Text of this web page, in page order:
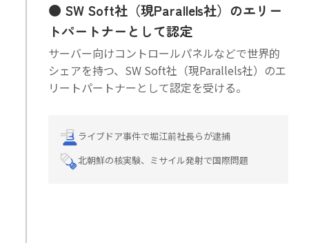
SW Soft社（現Parallels社）のエリー
トパートナーとして認定
サーバー向けコントロールパネルなどで世界的
シェアを持つ、SW Soft社（現Parallels社）のエ
リートパートナーとして認定を受ける。
ライブドア事件で堀江前社長らが逮捕
北朝鮮の核実験、ミサイル発射で国際問題